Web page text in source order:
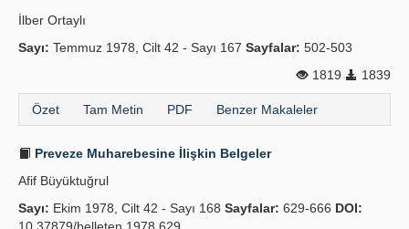
İlber Ortaylı
Sayı: Temmuz 1978, Cilt 42 - Sayı 167 Sayfalar: 502-503
1819
1839
Özet Tam Metin PDF Benzer Makaleler
Preveze Muharebesine İlişkin Belgeler
Afif Büyüktuğrul
Sayı: Ekim 1978, Cilt 42 - Sayı 168 Sayfalar: 629-666 DOI: